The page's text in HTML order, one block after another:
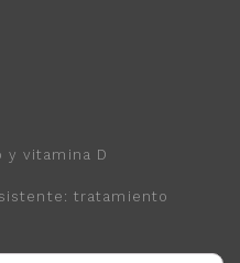
y vitamina D
tratamiento